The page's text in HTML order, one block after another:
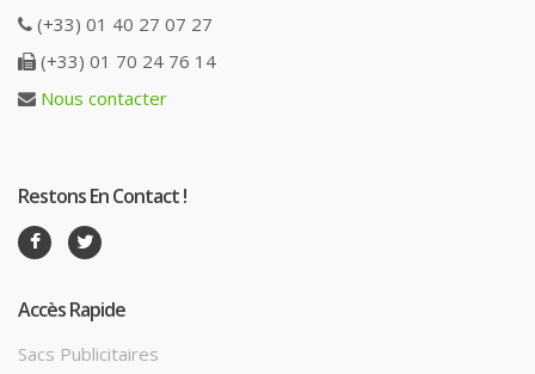
(+33) 01 40 27 07 27
(+33) 01 70 24 76 14
Nous contacter
Restons En Contact !
Accès Rapide
Sacs Publicitaires